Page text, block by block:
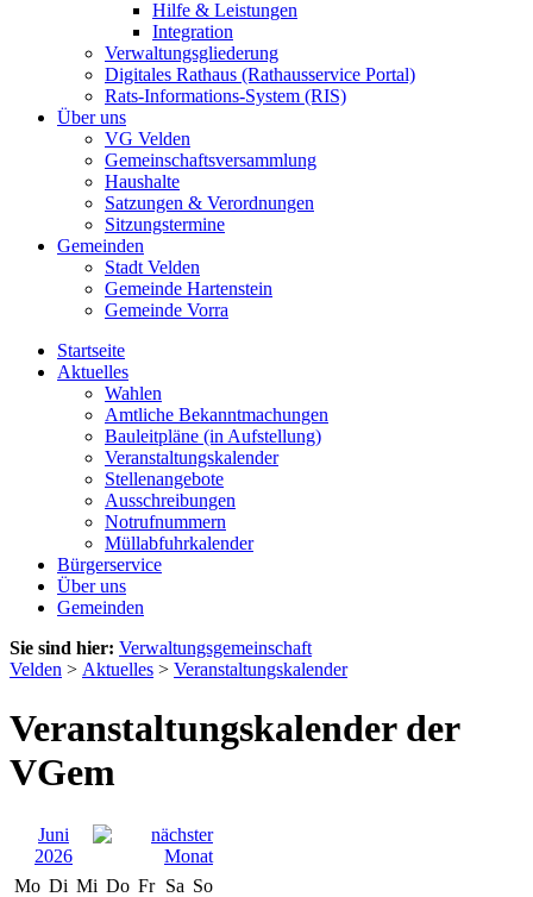
Hilfe & Leistungen
Integration
Verwaltungsgliederung
Digitales Rathaus (Rathausservice Portal)
Rats-Informations-System (RIS)
Über uns
VG Velden
Gemeinschaftsversammlung
Haushalte
Satzungen & Verordnungen
Sitzungstermine
Gemeinden
Stadt Velden
Gemeinde Hartenstein
Gemeinde Vorra
Startseite
Aktuelles
Wahlen
Amtliche Bekanntmachungen
Bauleitpläne (in Aufstellung)
Veranstaltungskalender
Stellenangebote
Ausschreibungen
Notrufnummern
Müllabfuhrkalender
Bürgerservice
Über uns
Gemeinden
Sie sind hier: Verwaltungsgemeinschaft
Velden > Aktuelles > Veranstaltungskalender
Veranstaltungskalender der
VGem
Juni
2026
Mo Di Mi Do Fr Sa So